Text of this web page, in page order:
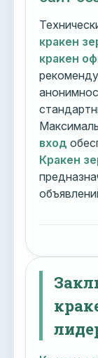
кракен
кракен
вход
Кракен